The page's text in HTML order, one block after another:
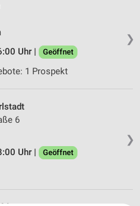
❯
Uhr |
Geöffnet
1 Prospekt
❯
6
Uhr |
Geöffnet